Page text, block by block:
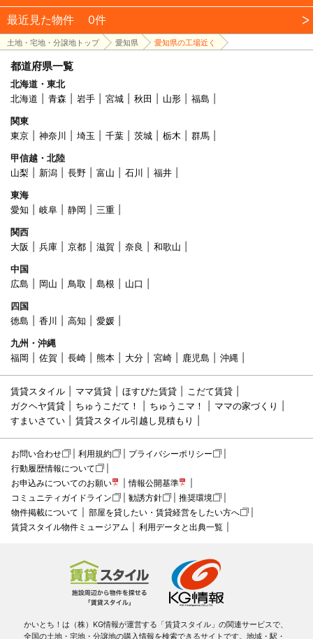
最近見た物件
0件
土地・宅地・分譲地トップ 愛知県 愛知県の工場近く
都道府県一覧
北海道・東北
北海道
青森 岩手 宮城 秋田 山形
福島
関東
東京
神奈川 埼玉 千葉 茨城 栃木
群馬
甲信越・北陸
山梨
新潟 長野 富山 石川
福井
東海
愛知
岐阜 静岡
三重
関西
大阪
兵庫 京都 滋賀 奈良
和歌山
中国
広島
岡山 鳥取 島根
山口
四国
徳島
香川 高知
愛媛
九州・沖縄
福岡
佐賀 長崎 熊本 大分 宮崎 鹿児島 沖縄
賃貸スタイル ママ賃貸 ほすぴた賃貸
こだて賃貸
ガクヘヤ賃貸
ちゅうこだて！ ちゅうこマ！
ママの家づくり
すまいさてい
賃貸スタイル引越し見積もり
お問い合わせ 利用規約
プライバシーポリシー
行動履歴情報について
お申込みについてのお願い
情報公開基準
コミュニティガイドライン
勧誘方針
推奨環境
物件掲載について
部屋を貸したい・賃貸経営をしたい方へ
賃貸スタイル物件ミュージアム
利用データと出典一覧
かいとち！は（株）KG情報が運営する「賃貸スタイル」の関連サービスで、
全国の土地・宅地・分譲地の購入情報を検索できるサイトです。地域・駅・